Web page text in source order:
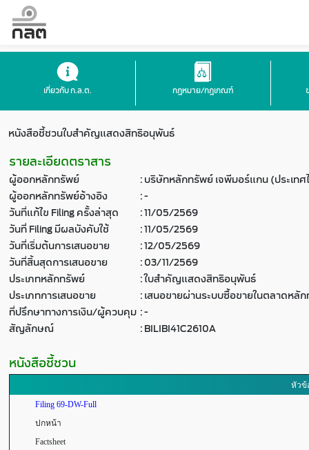
เกี่ยวกับ ก.ล.ต. กฎหมาย/กฎเกณฑ์
หนังสือชี้ชวนใบสำคัญแสดงสิทธิอนุพันธ์
รายละเอียดตราสาร
ผู้ออกหลักทรัพย์ :บริษัทหลักทรัพย์ เจพีมอร์แกน (ประเท
ผู้ออกหลักทรัพย์อ้างอิง
:-
วันที่แก้ไข Filing ครั้งล่าสุด
:11/05/2569
วันที่ Filing มีผลบังคับใช้
:11/05/2569
วันที่เริ่มต้นการเสนอขาย
:12/05/2569
วันที่สิ้นสุดการเสนอขาย
:03/11/2569
ประเภทหลักทรัพย์
:ใบสำคัญแสดงสิทธิอนุพันธ์
ประเภทการเสนอขาย
:เสนอขายผ่านระบบซื้อขายในตลาดหลั
ที่ปรึกษาทางการเงิน/ผู้ควบคุม :-
สัญลักษณ์
:BILIBI41C2610A
หนังสือชี้ชวน
หัวข้
Filing 69-DW-Full
ปกหน้า
Factsheet